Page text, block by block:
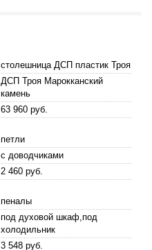
столешница ДСП пластик Троя
ДСП Троя Марокканский
камень
63 960 руб.
петли
с доводчиками
2 460 руб.
пеналы
под духовой шкаф,под
холодильник
3 548 руб.